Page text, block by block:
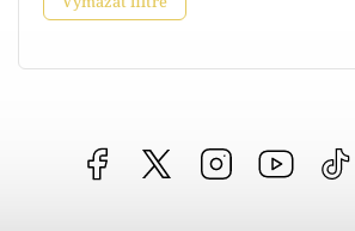
Facebook vipgoldsk InstagramYouTube